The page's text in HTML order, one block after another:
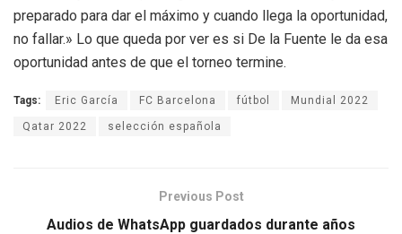
preparado para dar el máximo y cuando llega la oportunidad,
no fallar.» Lo que queda por ver es si De la Fuente le da esa
oportunidad antes de que el torneo termine.
Tags: Eric García FC Barcelona fútbol Mundial 2022
Qatar 2022 selección española
Previous Post
Audios de WhatsApp guardados durante años